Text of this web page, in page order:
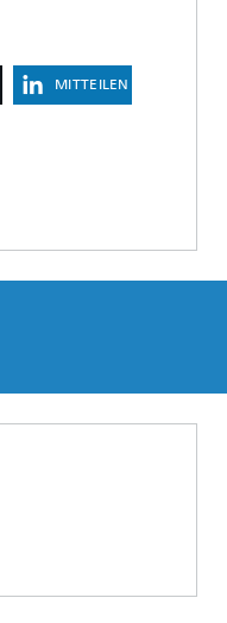
MITTEILEN